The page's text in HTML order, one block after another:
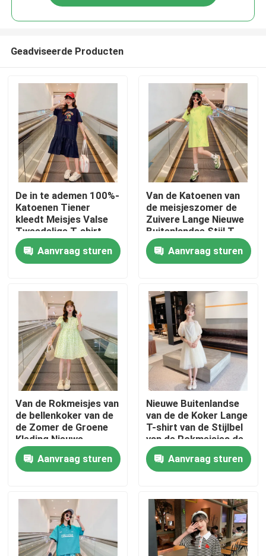
Thuis
Over ons
Producten
Mode kinderkleding
Kleding voor kleine meisjes
Tiener jongens kleding
Kinderkledingset
Warme kinderjassen
Kinderbroeken
Geadviseerde Producten
De in te ademen 100%-
Katoenen Tiener
kleedt Meisjes Valse
Tweedelige T-shirt
Aanvraag sturen
Van de Katoenen van
de meisjeszomer de
Zuivere Lange Nieuwe
Buitenlandse Stijl T-
shirtrok
Aanvraag sturen
Van de Rokmeisjes van
de bellenkoker van de
de Zomer de Groene
Kleding Nieuwe
Buitenlandse Stijl
Aanvraag sturen
Nieuwe Buitenlandse
van de de Koker Lange
T-shirt van de Stijlbel
van de Rokmeisjes de
Zomerkleding
Aanvraag sturen